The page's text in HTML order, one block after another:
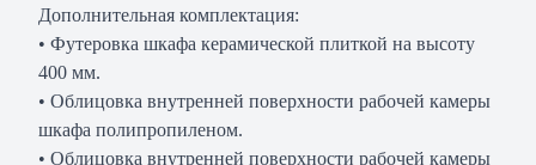
Дополнительная комплектация:
• Футеровка шкафа керамической плиткой на высоту
400 мм.
• Облицовка внутренней поверхности рабочей камеры
шкафа полипропиленом.
• Облицовка внутренней поверхности рабочей камеры